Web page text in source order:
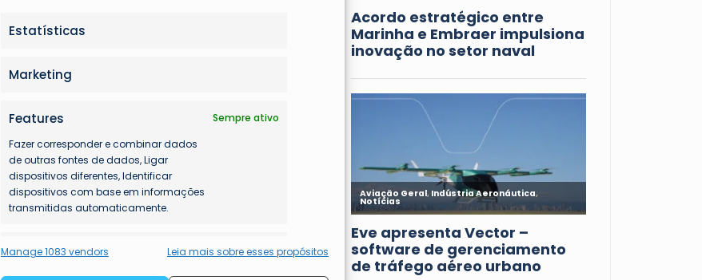
Estatísticas
Marketing
Features
Sempre ativo
Fazer corresponder e combinar dados
de outras fontes de dados, Ligar
dispositivos diferentes, Identificar
dispositivos com base em informações
transmitidas automaticamente.
Garantir a segurança, evitar e
Manage 1083 vendors Leia mais sobre esses propósitos